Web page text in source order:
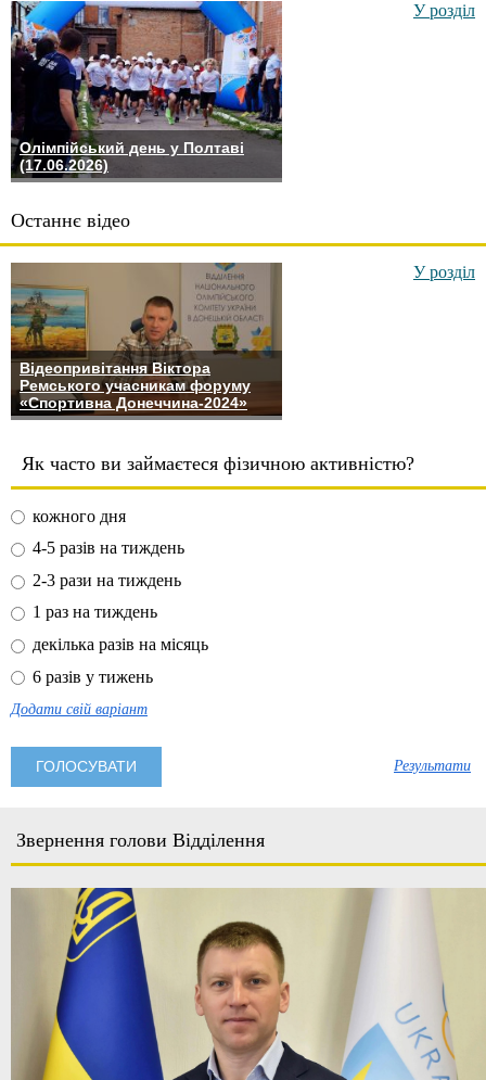
Олімпійський день у Полтаві
(17.06.2026)
У розділ
Останнє відео
Відеопривітання Віктора
Ремського учасникам форуму
«Спортивна Донеччина-2024»
У розділ
Як часто ви займаєтеся фізичною активністю?
кожного дня
4-5 разів на тиждень
2-3 рази на тиждень
1 раз на тиждень
декілька разів на місяць
6 разів у тижень
Додати свій варіант
Результати
Звернення голови Відділення